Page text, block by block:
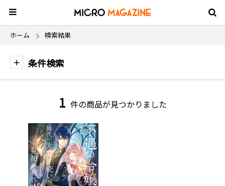
ホーム 検索結果
条件検索
1 件の商品が見つかりました